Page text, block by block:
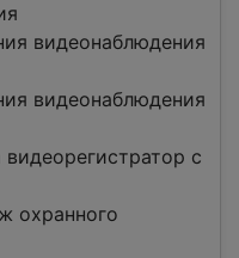
видеонаблюдения
видеонаблюдения
с
охранного